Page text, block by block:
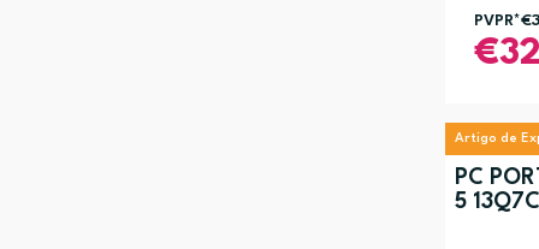
PVPR*
Artigo de
PC
5